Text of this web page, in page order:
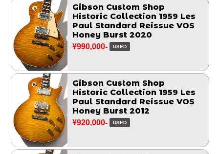
Gibson Custom Shop
Historic Collection 1959 Les
Paul Standard Reissue VOS
Honey Burst 2020
¥990,000- USED
Gibson Custom Shop
Historic Collection 1959 Les
Paul Standard Reissue VOS
Honey Burst 2012
¥920,000- USED